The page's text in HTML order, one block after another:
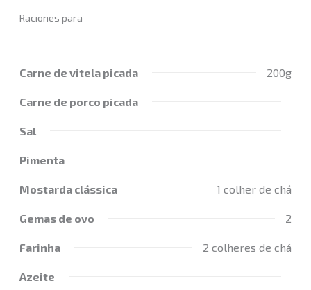
Raciones para
Carne de vitela picada 200g
Carne de porco picada
Sal
Pimenta
Mostarda clássica 1 colher de chá
Gemas de ovo 2
Farinha 2 colheres de chá
Azeite